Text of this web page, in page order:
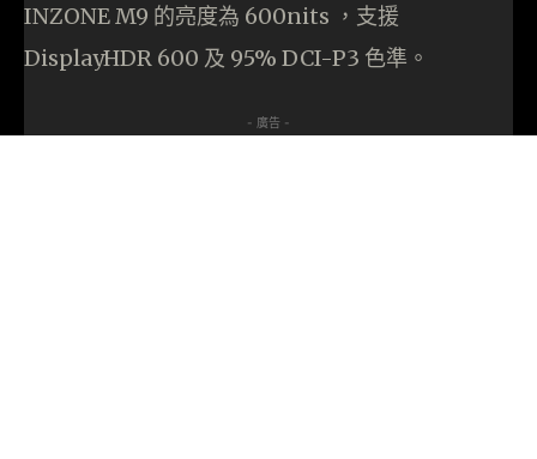
INZONE M9 的亮度為 600nits ，支援
DisplayHDR 600 及 95% DCI-P3 色準。
- 廣告 -